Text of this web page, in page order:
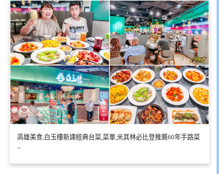
高雄美食,白玉樓新譯經典台菜,菜單,米其林必比登推薦60年手路菜
~